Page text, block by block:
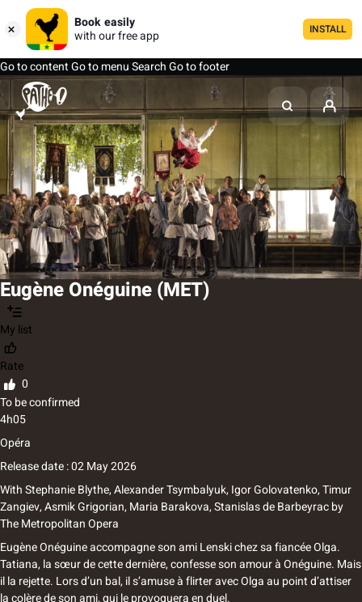
Book easily
with our free app
INSTALL
Go to contentGo to menuSearchGo to footer
Eugène Onéguine (MET)
My list
Rate
0
To be confirmed
4h05
Opéra
Release date : 02 May 2026
WithStephanie Blythe, Alexander Tsymbalyuk, Igor Golovatenko, Timur
Zangiev, Asmik Grigorian, Maria Barakova, Stanislas de Barbeyracby
The Metropolitan Opera
Eugène Onéguine accompagne son ami Lenski chez sa fiancée Olga.
Tatiana, la sœur de cette dernière, confesse son amour à Onéguine. Mais
il la rejette. Lors d’un bal, il s’amuse à flirter avec Olga au point d’attiser
la colère de son ami, qui le provoquera en duel.